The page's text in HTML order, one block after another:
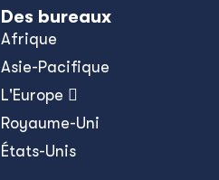
Des bureaux
Afrique
Asie-Pacifique
L'Europe 
Royaume-Uni
États-Unis